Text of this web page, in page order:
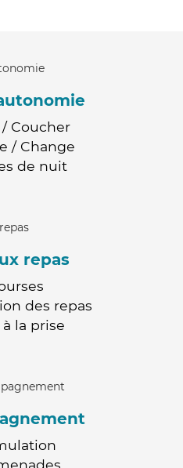
/ Coucher
/ Change
de nuit
repas
des repas
la prise